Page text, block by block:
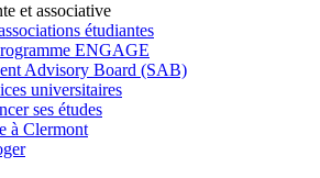
et associative
étudiantes
ENGAGE
Advisory Board (SAB)
universitaires
ses études
à Clermont